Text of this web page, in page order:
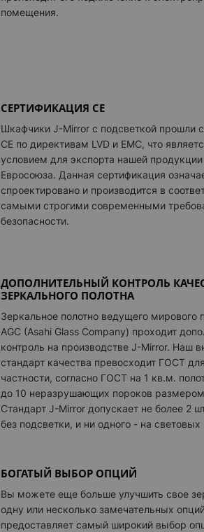
помещения.
СЕРТИФИКАЦИЯ CE
Шкафчики J-Mirror с подсветкой прошли
CE по директивам LVD и EMC, что
условием для экспорта нашей
Евросоюза. Данная сертификация
спроектировано и производится в
самыми строгими современными
безопасности.
ДОПОЛНИТЕЛЬНЫЙ КОНТРОЛЬ
ЗЕРКАЛЬНОГО ПОЛОТНА
Зеркальное полотно ведущего мирового
AGC (Asahi Glass Company) проходит
контроль на производстве J-Mirror. Наш
стандарт качества превосходит ГОСТ
частности, согласно ГОСТ на 1 кв.м.
до 10 неразрушающих пороков
Стандарт J-Mirror допускает не более 2
без подсветки, и ни одного - на
БОГАТЫЙ ВЫБОР ОПЦИЙ
Вы можете еще больше улучшить свое
одну или несколько замечательных
предоставляет самый широкий выбор